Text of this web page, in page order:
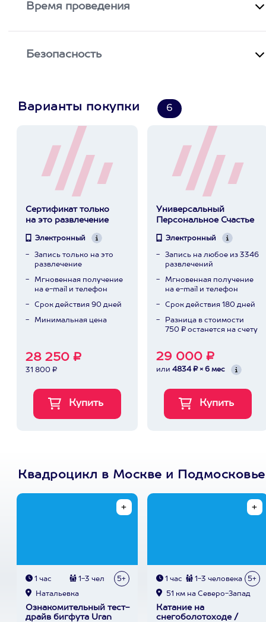
Время проведения
Безопасность
Варианты покупки 6
Сертификат только
на это развлечение
Электронный
Запись только на это
развлечение
Мгновенная получение
на e-mail и телефон
Срок действия 90 дней
Минимальная цена
28 250 ₽
31 800 ₽
Универсальный
Персональное Счастье
Электронный
Запись на любое из 3346
развлечений
Мгновенная получение
на e-mail и телефон
Срок действия 180 дней
Разница в стоимости
750 ₽ останется на счету
29 000 ₽
или 4834 ₽ × 6 мес
Квадроцикл в Москве и Подмосковье
1 час 1-3 чел 5+
Натальевка
Ознакомительный тест-
драйв бигфута Uran
1 час 1-3 человека 5+
51 км на Северо-Запад
Катание на
снегоболотоходе /